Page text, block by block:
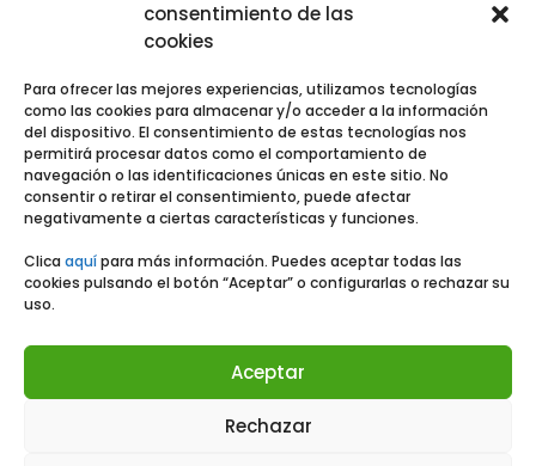
consentimiento de las
cookies
Para ofrecer las mejores experiencias, utilizamos tecnologías
como las cookies para almacenar y/o acceder a la información
del dispositivo. El consentimiento de estas tecnologías nos
permitirá procesar datos como el comportamiento de
navegación o las identificaciones únicas en este sitio. No
consentir o retirar el consentimiento, puede afectar
negativamente a ciertas características y funciones.
Clica aquípara más información. Puedes aceptar todas las
cookies pulsando el botón “Aceptar” o configurarlas o rechazar su
uso.
Aceptar
Rechazar
Quiénes somos
Noticias
Contacto